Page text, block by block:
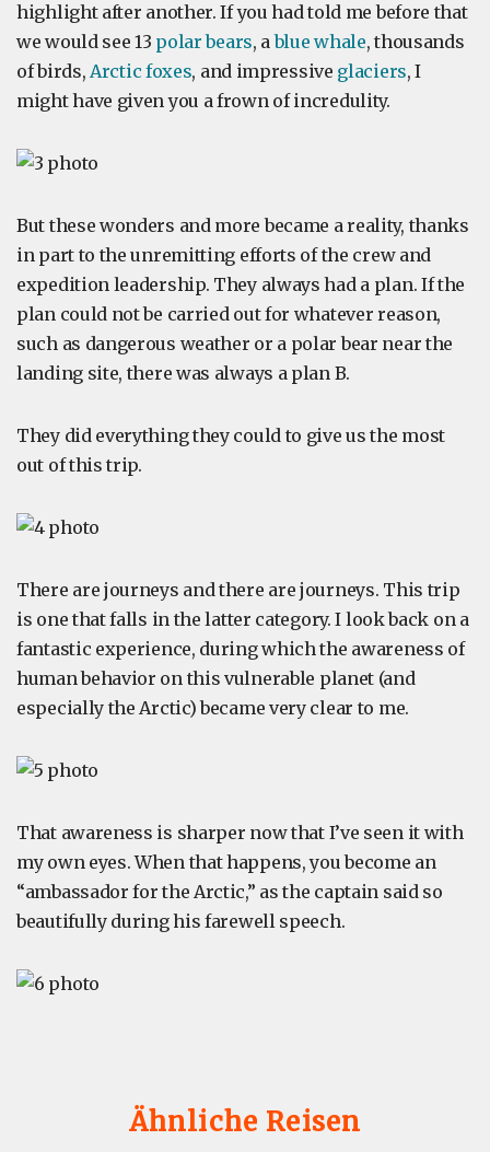
highlight after another. If you had told me before that
we would see 13 polar bears, ablue whale, thousands
of birds, Arctic foxes, and impressive glaciers, I
might have given you a frown of incredulity.
But these wonders and more became a reality, thanks
in part to the unremitting efforts of the crew and
expedition leadership. They always had a plan. If the
plan could not be carried out for whatever reason,
such as dangerous weather or a polar bear near the
landing site, there was always a plan B.
They did everything they could to give us the most
out of this trip.
There are journeys and there are journeys. This trip
is one that falls in the latter category. I look back on a
fantastic experience, during which the awareness of
human behavior on this vulnerable planet (and
especially the Arctic) became very clear to me.
That awareness is sharper now that I’ve seen it with
my own eyes. When that happens, you become an
“ambassador for the Arctic,” as the captain said so
beautifully during his farewell speech.
Ähnliche Reisen